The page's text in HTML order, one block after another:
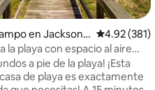
de 5; 131 evaluaciones
en Jacksonvi Calificación
4.92 (381)
la playa con espacio al aire
pasos de la arena
a pie de la playa! ¡Esta
de playa es exactamente